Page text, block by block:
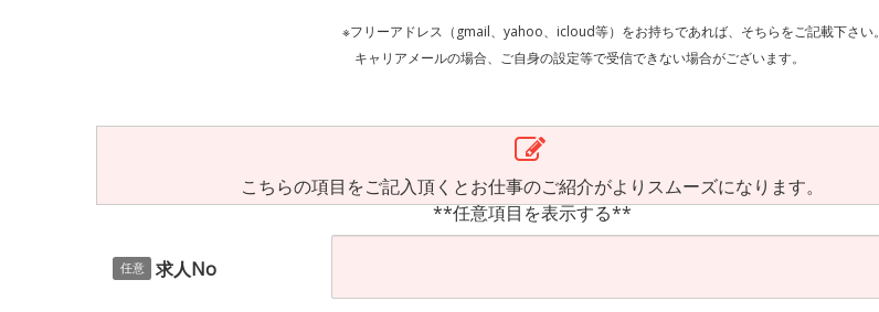
※フリーアドレス（gmail、yahoo、icloud等）をお持ちであれば、そちらをご記載下さい。
キャリアメールの場合、ご自身の設定等で受信できない場合がございます。
こちらの項目をご記入頂くとお仕事のご紹介がよりスムーズになります。
**任意項目を表示する**
任意 求人No